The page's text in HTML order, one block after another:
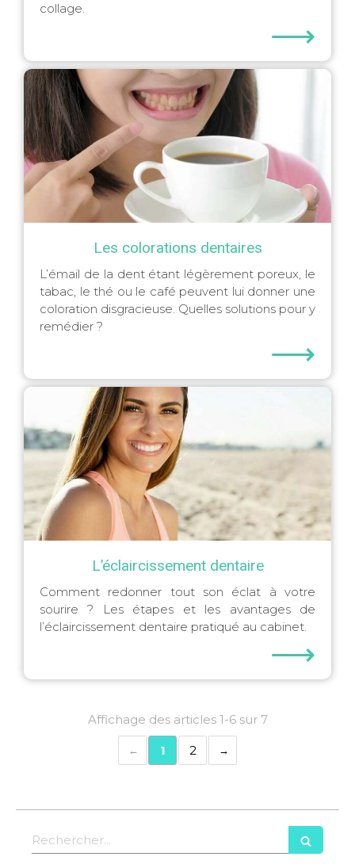
collage.
⟶
Les colorations dentaires
L’émail de la dent étant légèrement poreux, le
tabac, le thé ou le café peuvent lui donner une
coloration disgracieuse. Quelles solutions pour y
remédier ?
⟶
L’éclaircissement dentaire
Comment redonner tout son éclat à votre
sourire ? Les étapes et les avantages de
l’éclaircissement dentaire pratiqué au cabinet.
⟶
Affichage des articles 1-6 sur 7
1 2
Rechercher